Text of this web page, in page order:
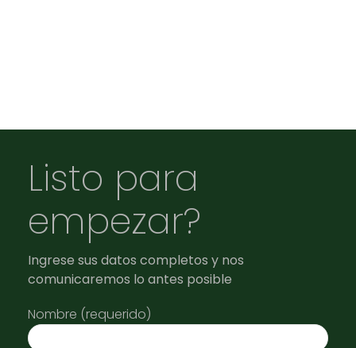
Listo para
empezar?
Ingrese sus datos completos y nos
comunicaremos lo antes posible
Nombre (requerido)